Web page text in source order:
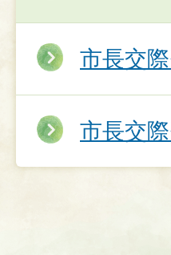
市長交
市長交